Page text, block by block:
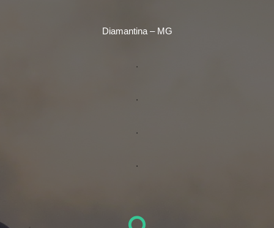
Diamantina – MG
.
.
.
.